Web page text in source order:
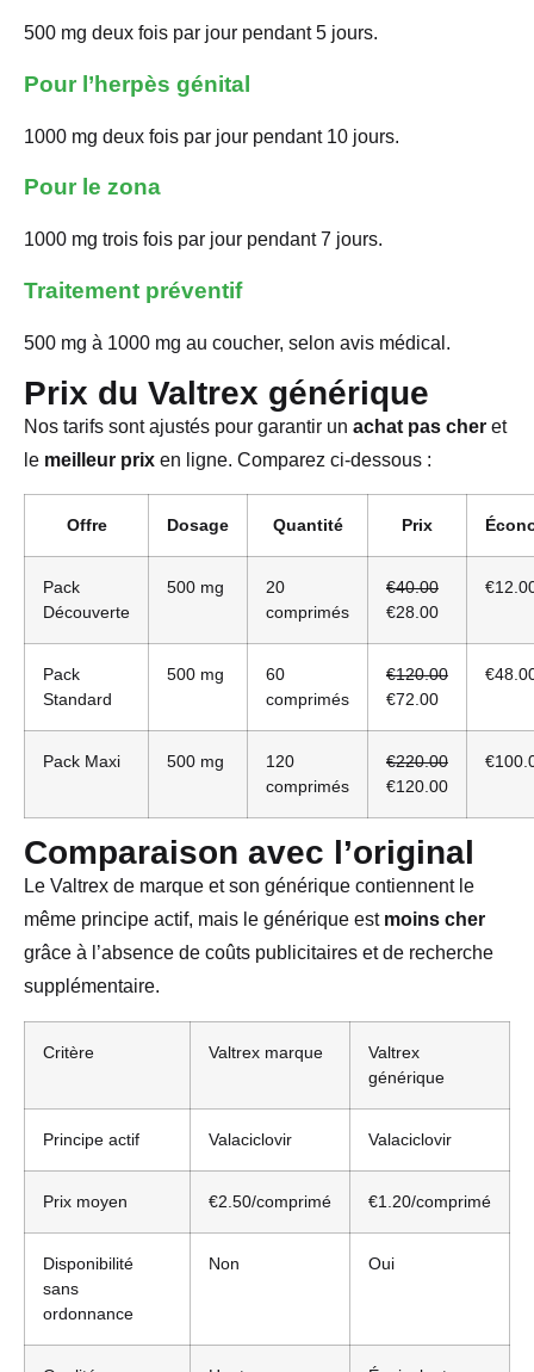
500 mg deux fois par jour pendant 5 jours.
Pour l’herpès génital
1000 mg deux fois par jour pendant 10 jours.
Pour le zona
1000 mg trois fois par jour pendant 7 jours.
Traitement préventif
500 mg à 1000 mg au coucher, selon avis médical.
Prix du Valtrex générique
Nos tarifs sont ajustés pour garantir un achat pas cher et
le meilleur prix en ligne. Comparez ci-dessous :
Offre Dosage Quantité Prix
Pack
Découverte
500 mg
20
comprimés
€40.00
€28.00
Pack
Standard
500 mg
60
comprimés
€120.00
€72.00
Pack Maxi 500 mg
120
comprimés
€220.00
€120.00
Comparaison avec l’original
Le Valtrex de marque et son générique contiennent le
même principe actif, mais le générique est moins cher
grâce à l’absence de coûts publicitaires et de recherche
supplémentaire.
Critère Valtrex marque
Valtrex
générique
Principe actif Valaciclovir Valaciclovir
Prix moyen €2.50/comprimé €1.20/comprimé
Disponibilité
sans
ordonnance
Non Oui